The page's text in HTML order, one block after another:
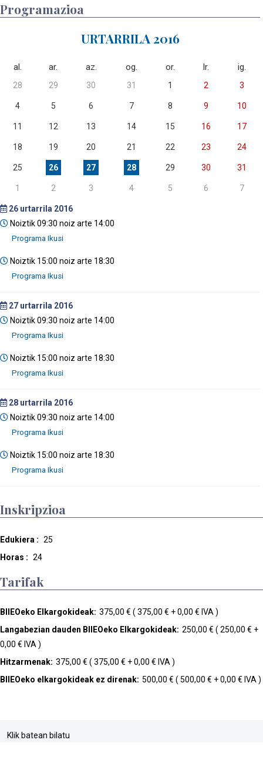
Programazioa
URTARRILA 2016
al. ar. az. og. or. lr. ig.
28 29 30 31 1 2 3
4 5 6 7 8 9 10
11 12 13 14 15 16 17
18 19 20 21 22 23 24
25 26 27 28 29 30 31
1 2 3 4 5 6 7
26 urtarrila 2016
Noiztik 09:30 noiz arte 14:00
Noiztik 15:00 noiz arte 18:30
27 urtarrila 2016
Noiztik 09:30 noiz arte 14:00
Noiztik 15:00 noiz arte 18:30
28 urtarrila 2016
Noiztik 09:30 noiz arte 14:00
Noiztik 15:00 noiz arte 18:30
Inskripzioa
Edukiera : 25
Horas : 24
Tarifak
BIIEOeko Elkargokideak: 375,00 € ( 375,00 € + 0,00 € IVA )
Langabezian dauden BIIEOeko Elkargokideak: 250,00 € ( 250,00 € +
0,00 € IVA )
Hitzarmenak: 375,00 € ( 375,00 € + 0,00 € IVA )
BIIEOeko elkargokideak ez direnak: 500,00 € ( 500,00 € + 0,00 € IVA )
Klik batean bilatu